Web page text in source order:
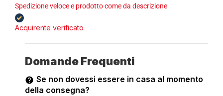
Spedizione veloce e prodotto come da descrizione
Acquirente verificato
Domande Frequenti
Se non dovessi essere in casa al momento
della consegna?